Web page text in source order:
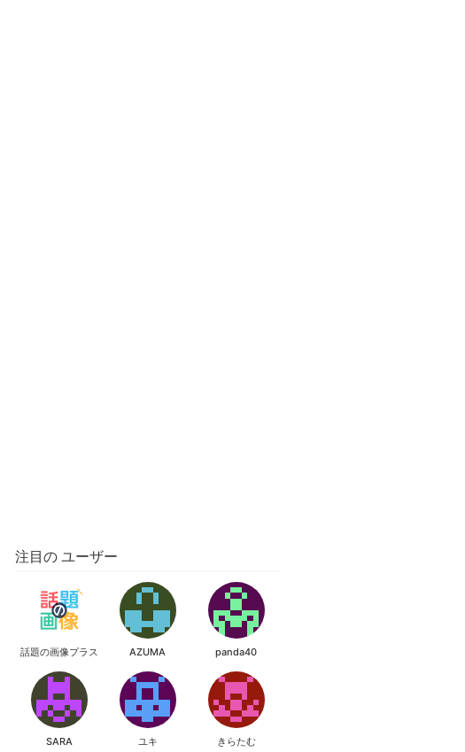
注目の ユーザー
話題の画像プラス AZUMA panda40
SARA ユキ きらたむ